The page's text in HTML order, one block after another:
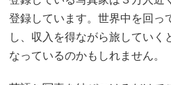
登録しています。世界中を回っ
し、収入を得ながら旅していく
なっているのかもしれません。